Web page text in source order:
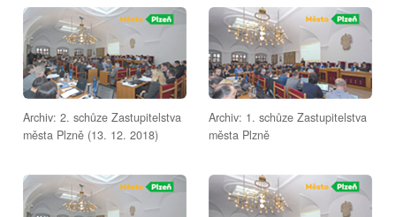
Archiv: 2. schůze Zastupitelstva
města Plzně (13. 12. 2018)
Archiv: 1. schůze Zastupitelstva
města Plzně